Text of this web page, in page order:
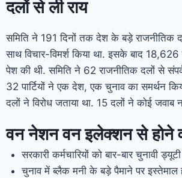
दलों से ली राय
समिति ने 191 दिनों तक देश के बड़े राजनीतिक
साथ विचार-विमर्श किया था. इसके बाद 18,626
पेश की थी. समिति ने 62 राजनीतिक दलों से
32 पार्टियों ने एक देश, एक चुनाव का समर्थन
दलों ने विरोध जताया था. 15 दलों ने कोई जवाब
वन नेशन वन इलेक्‍शन से होने
सरकारी कर्मचारियों को बार-बार चुनावी
चुनाव में ब्लैक मनी के बड़े पैमाने पर